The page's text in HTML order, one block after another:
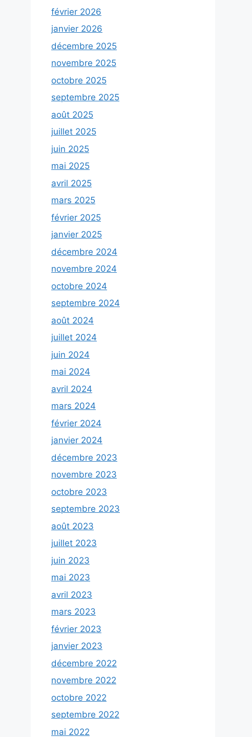
février 2026
janvier 2026
décembre 2025
novembre 2025
octobre 2025
septembre 2025
août 2025
juillet 2025
juin 2025
mai 2025
avril 2025
mars 2025
février 2025
janvier 2025
décembre 2024
novembre 2024
octobre 2024
septembre 2024
août 2024
juillet 2024
juin 2024
mai 2024
avril 2024
mars 2024
février 2024
janvier 2024
décembre 2023
novembre 2023
octobre 2023
septembre 2023
août 2023
juillet 2023
juin 2023
mai 2023
avril 2023
mars 2023
février 2023
janvier 2023
décembre 2022
novembre 2022
octobre 2022
septembre 2022
mai 2022